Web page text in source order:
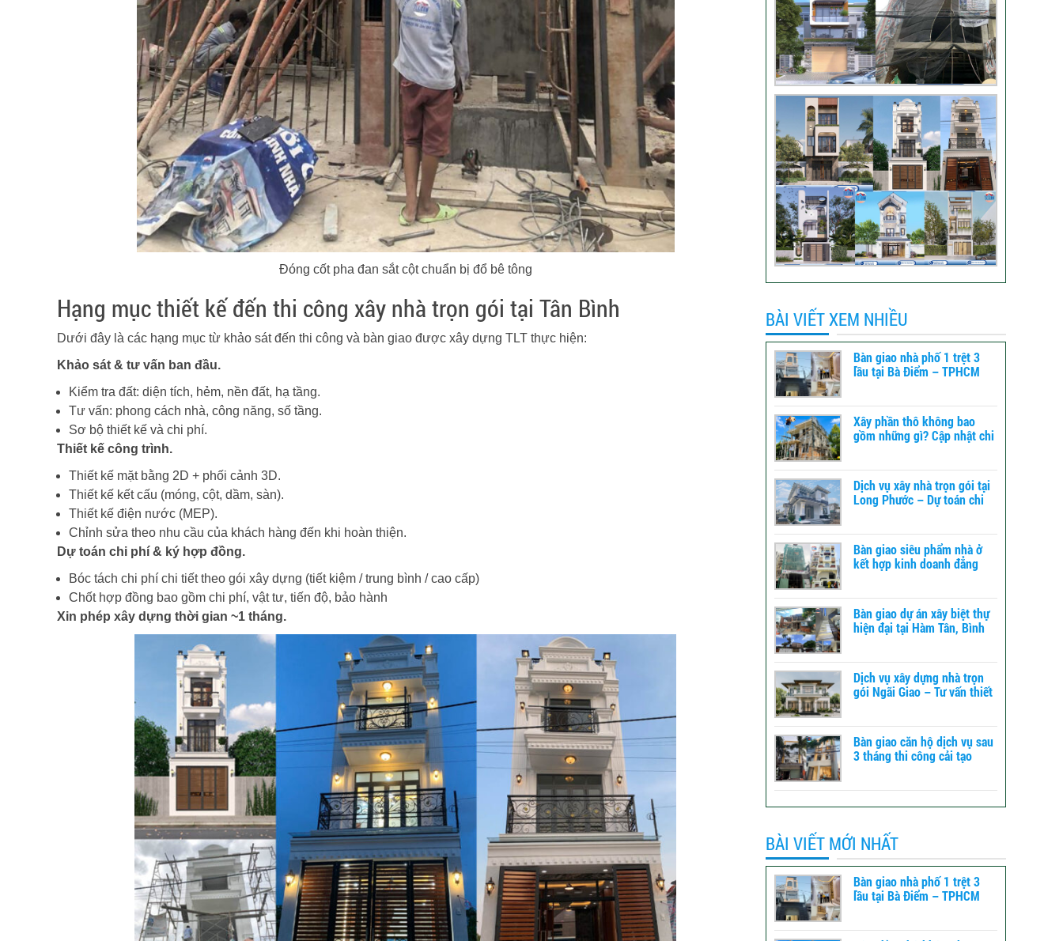
Đóng cốt pha đan sắt cột chuẩn bị đổ bê tông
Hạng mục thiết kế đến thi công xây nhà trọn gói tại Tân Bình
Dưới đây là các hạng mục từ khảo sát đến thi công và bàn giao được xây dựng TLT thực hiện:
Khảo sát & tư vấn ban đầu.
Kiểm tra đất: diện tích, hẻm, nền đất, hạ tầng.
Tư vấn: phong cách nhà, công năng, số tầng.
Sơ bộ thiết kế và chi phí.
Thiết kế công trình.
Thiết kế mặt bằng 2D + phối cảnh 3D.
Thiết kế kết cấu (móng, cột, dầm, sàn).
Thiết kế điện nước (MEP).
Chỉnh sửa theo nhu cầu của khách hàng đến khi hoàn thiện.
Dự toán chi phí & ký hợp đồng.
Bóc tách chi phí chi tiết theo gói xây dựng (tiết kiệm / trung bình / cao cấp)
Chốt hợp đồng bao gồm chi phí, vật tư, tiến độ, bảo hành
Xin phép xây dựng thời gian ~1 tháng.
Nhận xét khách hàng
nhà chú Trung – Gò
Vấp
BÀI VIẾT XEM NHIỀU
Bàn giao nhà phố 1 trệt 3
lầu tại Bà Điểm – TPHCM
Xây phần thô không bao
gồm những gì? Cập nhật chi
Dịch vụ xây nhà trọn gói tại
Long Phước – Dự toán chi
Bàn giao siêu phẩm nhà ở
kết hợp kinh doanh đẳng
Bàn giao dự án xây biệt thự
hiện đại tại Hàm Tân, Bình
Dịch vụ xây dựng nhà trọn
gói Ngãi Giao – Tư vấn thiết
Bàn giao căn hộ dịch vụ sau
3 tháng thi công cải tạo
BÀI VIẾT MỚI NHẤT
Bàn giao nhà phố 1 trệt 3
lầu tại Bà Điểm – TPHCM